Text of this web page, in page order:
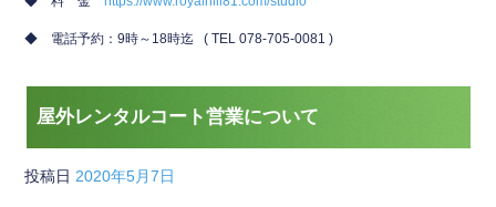
o
◆ 電話予約：9時～18時迄 ( TEL 078-705-0081 )
屋外レンタルコート営業について
投稿日 2020年5月7日